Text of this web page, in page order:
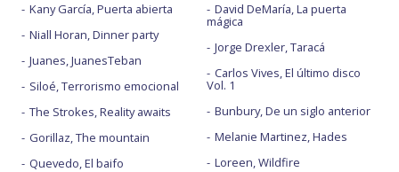
Kany García, Puerta abierta
Niall Horan, Dinner party
Juanes, JuanesTeban
Siloé, Terrorismo emocional
The Strokes, Reality awaits
Gorillaz, The mountain
Quevedo, El baifo
David DeMaría, La puerta
mágica
Jorge Drexler, Taracá
Carlos Vives, El último disco
Vol. 1
Bunbury, De un siglo anterior
Melanie Martinez, Hades
Loreen, Wildfire